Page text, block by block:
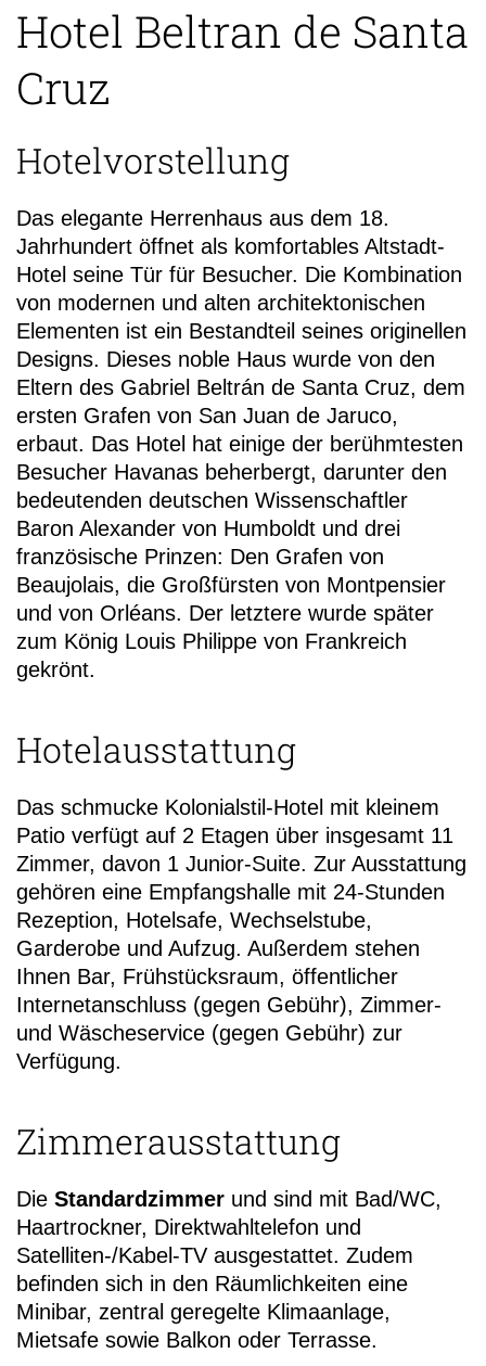
Hotel Beltran de Santa
Cruz
Hotelvorstellung
Das elegante Herrenhaus aus dem 18.
Jahrhundert öffnet als komfortables Altstadt-
Hotel seine Tür für Besucher. Die Kombination
von modernen und alten architektonischen
Elementen ist ein Bestandteil seines originellen
Designs. Dieses noble Haus wurde von den
Eltern des Gabriel Beltrán de Santa Cruz, dem
ersten Grafen von San Juan de Jaruco,
erbaut. Das Hotel hat einige der berühmtesten
Besucher Havanas beherbergt, darunter den
bedeutenden deutschen Wissenschaftler
Baron Alexander von Humboldt und drei
französische Prinzen: Den Grafen von
Beaujolais, die Großfürsten von Montpensier
und von Orléans. Der letztere wurde später
zum König Louis Philippe von Frankreich
gekrönt.
Hotelausstattung
Das schmucke Kolonialstil-Hotel mit kleinem
Patio verfügt auf 2 Etagen über insgesamt 11
Zimmer, davon 1 Junior-Suite. Zur Ausstattung
gehören eine Empfangshalle mit 24-Stunden
Rezeption, Hotelsafe, Wechselstube,
Garderobe und Aufzug. Außerdem stehen
Ihnen Bar, Frühstücksraum, öffentlicher
Internetanschluss (gegen Gebühr), Zimmer-
und Wäscheservice (gegen Gebühr) zur
Verfügung.
Zimmerausstattung
Die Standardzimmer und sind mit Bad/WC,
Haartrockner, Direktwahltelefon und
Satelliten-/Kabel-TV ausgestattet. Zudem
befinden sich in den Räumlichkeiten eine
Minibar, zentral geregelte Klimaanlage,
Mietsafe sowie Balkon oder Terrasse.